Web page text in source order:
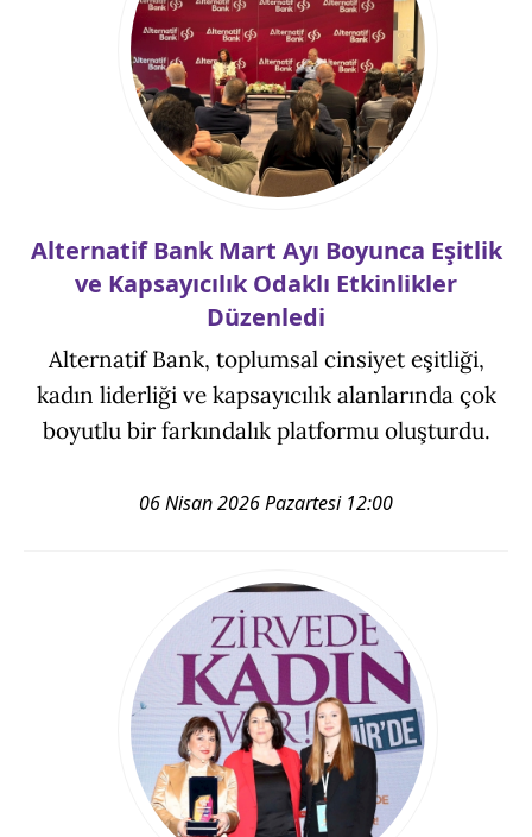
Alternatif Bank Mart Ayı Boyunca Eşitlik
ve Kapsayıcılık Odaklı Etkinlikler
Düzenledi
Alternatif Bank, toplumsal cinsiyet eşitliği,
kadın liderliği ve kapsayıcılık alanlarında çok
boyutlu bir farkındalık platformu oluşturdu.
06 Nisan 2026 Pazartesi 12:00